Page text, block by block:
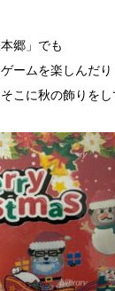
郷」でも
ームを楽しんだり
こに秋の飾りを